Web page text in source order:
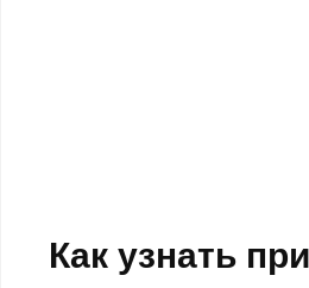
Как узнать